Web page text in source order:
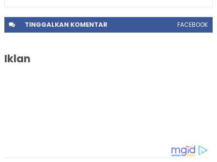
TINGGALKANKOMENTAR FACEBOOK
Iklan